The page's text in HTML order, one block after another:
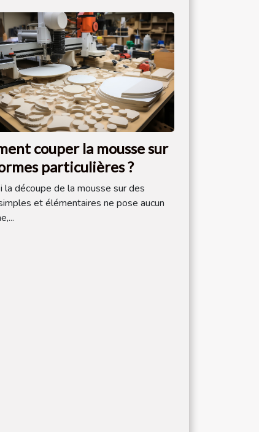
couper la mousse sur
particulières ?
la découpe de la mousse sur des
et élémentaires ne pose aucun